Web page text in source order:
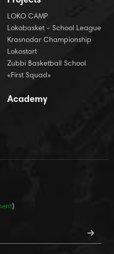
LOKO CAMP
Lokobasket - School League
Krasnodar Championship
Lokostart
Zubbi Basketball School
«First Squad»
Academy
)